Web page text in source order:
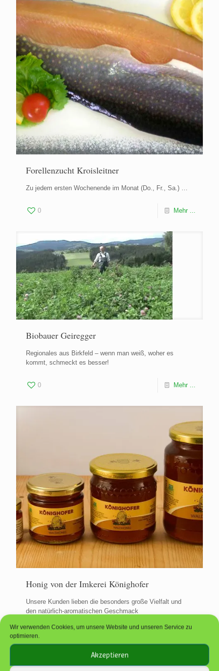
Wir verwenden Cookies, um unsere Website und unseren Service zu
optimieren.
Akzeptieren
Forellenzucht Kroisleitner
Zu jedem ersten Wochenende im Monat (Do., Fr., Sa.) …
0 Mehr ...
Biobauer Geiregger
Regionales aus Birkfeld – wenn man weiß, woher es
kommt, schmeckt es besser!
0 Mehr ...
Honig von der Imkerei Könighofer
Unsere Kunden lieben die besonders große Vielfalt und
den natürlich-aromatischen Geschmack